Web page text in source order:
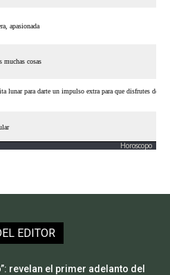
Horoscopo
EDITOR
revelan el primer adelanto del